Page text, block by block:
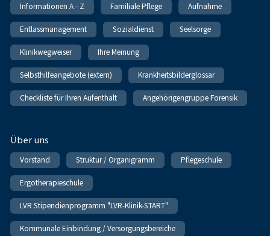
Informationen A - Z Familiale Pflege Aufnahme
Entlassmanagement Sozialdienst Seelsorge
Klinikwegweiser Ihre Meinung
Selbsthilfeangebote (extern) Krankheitsbilderglossar
Checkliste für Ihren Aufenthalt Angehörigengruppe Forensik
Über uns
Vorstand Struktur / Organigramm Pflegeschule
Ergotherapieschule
LVR Stipendienprogramm "LVR-Klinik-START"
Kommunale Einbindung / Versorgungsbereiche